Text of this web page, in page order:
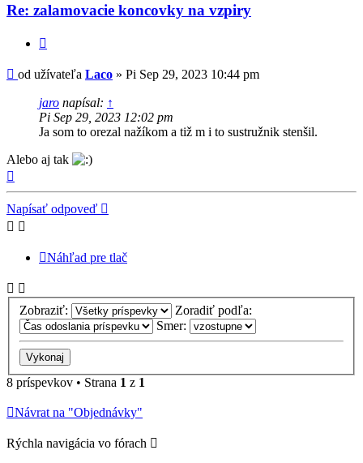
Re: zalamovacie koncovky na vzpiry
Príspevok
od užívateľa Laco » Pi Sep 29, 2023 10:44 pm
jaro napísal: ↑
Pi Sep 29, 2023 12:02 pm
Ja som to orezal nažíkom a tiž m i to sustružnik stenšil.
Alebo aj tak
Napísať odpoveď
Náhľad pre tlač
Zobraziť:
Zoradiť podľa:
Smer:
8 príspevkov • Strana 1 z 1
Návrat na "Objednávky"
Rýchla navigácia vo fórach